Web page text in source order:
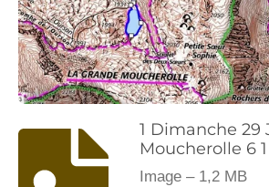
1 Dimanche 29
Moucherolle 6
Image – 1,2 MB